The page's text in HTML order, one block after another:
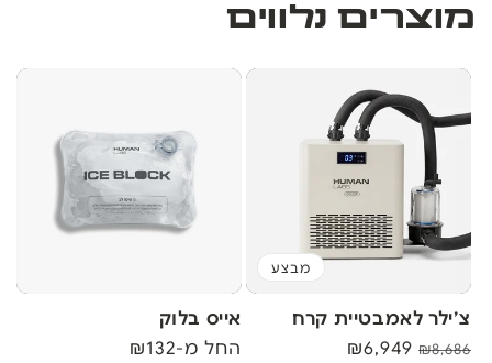
מוצרים נלווים
אייס בלוק
מחיר
החל מ-₪132
מבצע
צ׳ילר לאמבטיית קרח
מחיר
₪8,686 מחיר
₪6,949